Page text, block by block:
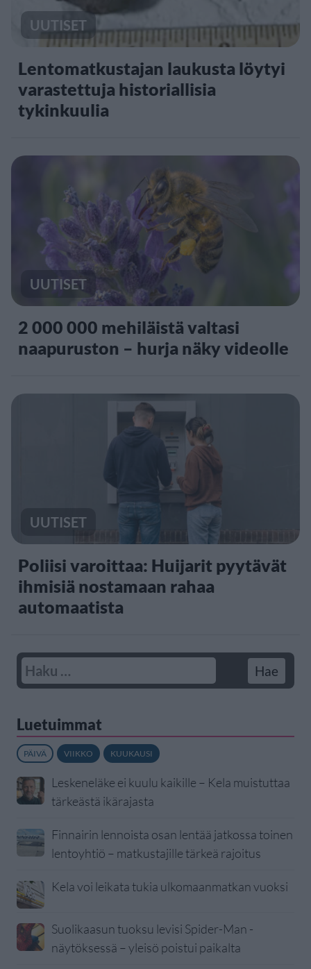
UUTISET
Lentomatkustajan laukusta löytyi
varastettuja historiallisia
tykinkuulia
UUTISET
2 000 000 mehiläistä valtasi
naapuruston – hurja näky videolle
UUTISET
Poliisi varoittaa: Huijarit pyytävät
ihmisiä nostamaan rahaa
automaatista
Luetuimmat
PÄIVÄ VIIKKO KUUKAUSI
Leskeneläke ei kuulu kaikille – Kela muistuttaa
tärkeästä ikärajasta
Finnairin lennoista osan lentää jatkossa toinen
lentoyhtiö – matkustajille tärkeä rajoitus
Kela voi leikata tukia ulkomaanmatkan vuoksi
Suolikaasun tuoksu levisi Spider-Man -
näytöksessä – yleisö poistui paikalta